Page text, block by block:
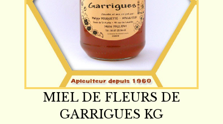
MIEL DE FLEURS DE
GARRIGUES KG